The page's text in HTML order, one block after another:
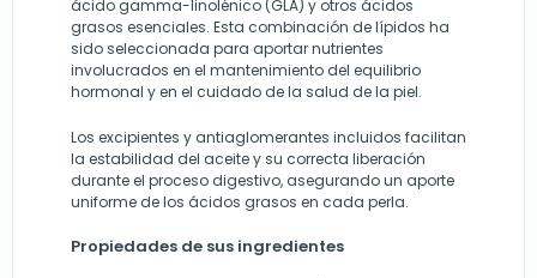
ácido gamma-linolénico (GLA) y otros ácidos
grasos esenciales. Esta combinación de lípidos ha
sido seleccionada para aportar nutrientes
involucrados en el mantenimiento del equilibrio
hormonal y en el cuidado de la salud de la piel.
Los excipientes y antiaglomerantes incluidos facilitan
la estabilidad del aceite y su correcta liberación
durante el proceso digestivo, asegurando un aporte
uniforme de los ácidos grasos en cada perla.
Propiedades de sus ingredientes